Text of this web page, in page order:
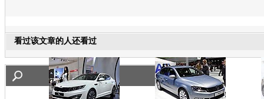
看过该文章的人还看过